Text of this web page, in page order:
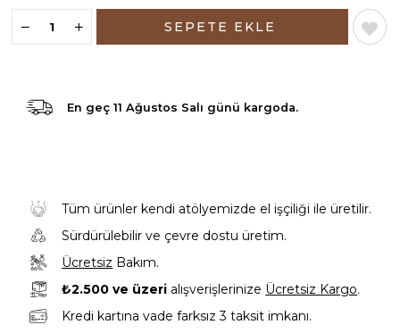
En geç 11 Ağustos Salı günü kargoda.
Tüm ürünler kendi atölyemizde el işçiliği ile üretilir.
Sürdürülebilir ve çevre dostu üretim.
Ücretsiz Bakım.
₺2.500 ve üzeri alışverişlerinize Ücretsiz Kargo.
Kredi kartına vade farksız 3 taksit imkanı.